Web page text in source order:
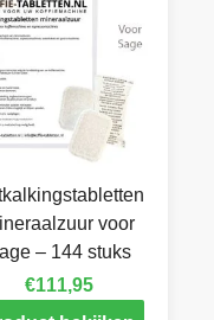
voor
– 144 stuks
€111,95